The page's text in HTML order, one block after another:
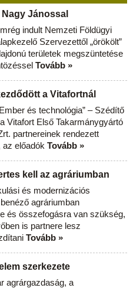
Jánossal
indult Nemzeti Földügyi
Szervezettől „örökölt”
területek megszüntetése
Tovább »
a Vitafortnál
és technológia” – Szédítő
Vitafort Első Takarmánygyártó
partnereinek rendezett
előadók Tovább »
kell az agráriumban
és modernizációs
agráriumban
és összefogásra van szükség,
is partnere lesz
Tovább »
szerkezete
agrárgazdaság, a